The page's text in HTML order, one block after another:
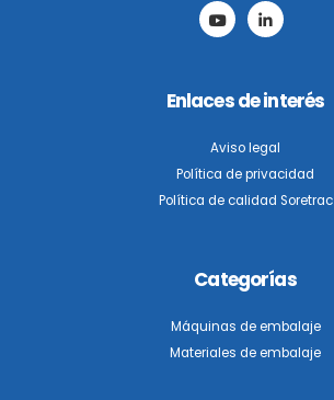
Enlaces de interés
Aviso legal
Política de privacidad
Política de calidad Soretrac
Categorías
Máquinas de embalaje
Materiales de embalaje